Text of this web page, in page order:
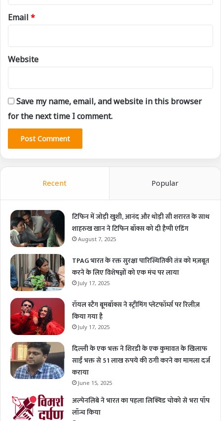
Email *
Website
Save my name, email, and website in this browser
for the next time I comment.
Recent Popular
टिफिन में जोड़ी खुशी, आनंद और थोड़ी सी शरारत के साथ
शाहरुख खान ने टिफिन बॉक्स को दी हैप्पी एंडिंग
August 7, 2025
TPAG भारत के रक्त सुरक्षा पारिस्थितिकी तंत्र को मज़बूत
करने के लिए विशेषज्ञों को एक मंच पर लाया
July 17, 2025
रॉयल स्टैग बूमबॉक्स ने स्ट्रीमिंग प्लेटफॉर्म्स पर रिलीज़
किया गया है
July 17, 2025
दिल्ली के एक भक्त ने शिरडी के एक कुमावत के खिलाफ
साईं भक्त से 51 लाख रुपये की ठगी करने का मामला दर्ज
कराया
June 15, 2025
अल्पेनलिबे ने भारत का पहला लिक्विड चोको से भरा पॉप
लॉन्च किया